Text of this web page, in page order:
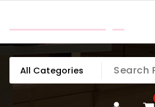
content